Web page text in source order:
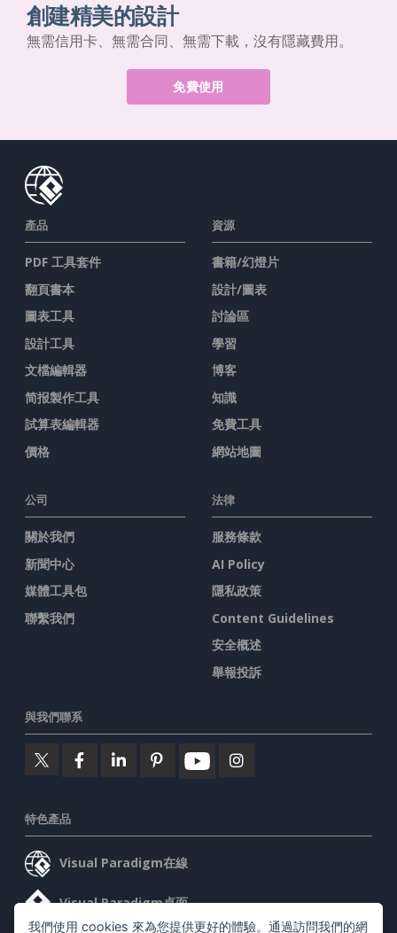
創建精美的設計
無需信用卡、無需合同、無需下載，沒有隱藏費用。
免費使用
產品
PDF 工具套件
翻頁書本
圖表工具
設計工具
文檔編輯器
简报製作工具
試算表編輯器
價格
資源
書籍/幻燈片
設計/圖表
討論區
學習
博客
知識
免費工具
網站地圖
公司
關於我們
新聞中心
媒體工具包
聯繫我們
法律
服務條款
AI Policy
隱私政策
Content Guidelines
安全概述
舉報投訴
與我們聯系
特色產品
Visual Paradigm在線
Visual Paradigm桌面
我們使用 cookies 來為您提供更好的體驗。通過訪問我們的網